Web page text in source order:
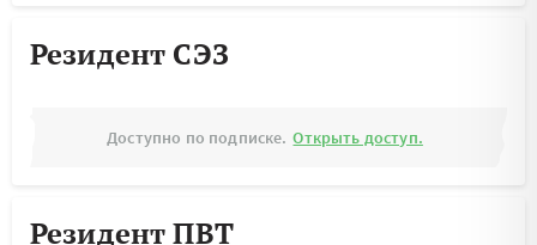
Резидент СЭЗ
Доступно по подписке. Открыть доступ.
Резидент ПВТ